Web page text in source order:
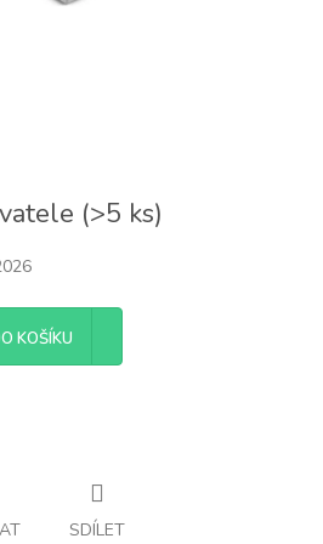
(>5 ks)
KOŠÍKU
SDÍLET